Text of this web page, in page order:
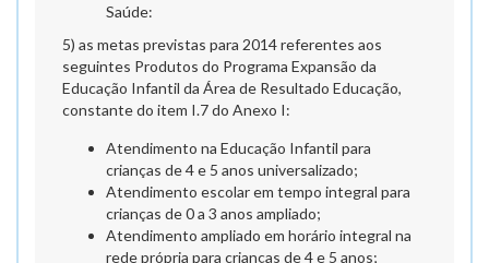
Saúde:
5) as metas previstas para 2014 referentes aos
seguintes Produtos do Programa Expansão da
Educação Infantil da Área de Resultado Educação,
constante do item I.7 do Anexo I:
Atendimento na Educação Infantil para
crianças de 4 e 5 anos universalizado;
Atendimento escolar em tempo integral para
crianças de 0 a 3 anos ampliado;
Atendimento ampliado em horário integral na
rede própria para crianças de 4 e 5 anos;